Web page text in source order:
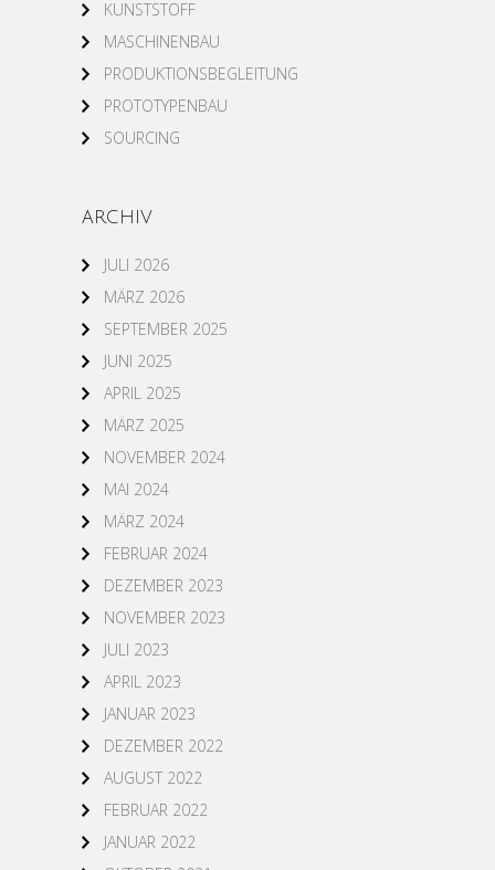
KUNSTSTOFF
MASCHINENBAU
PRODUKTIONSBEGLEITUNG
PROTOTYPENBAU
SOURCING
ARCHIV
JULI 2026
MÄRZ 2026
SEPTEMBER 2025
JUNI 2025
APRIL 2025
MÄRZ 2025
NOVEMBER 2024
MAI 2024
MÄRZ 2024
FEBRUAR 2024
DEZEMBER 2023
NOVEMBER 2023
JULI 2023
APRIL 2023
JANUAR 2023
DEZEMBER 2022
AUGUST 2022
FEBRUAR 2022
JANUAR 2022